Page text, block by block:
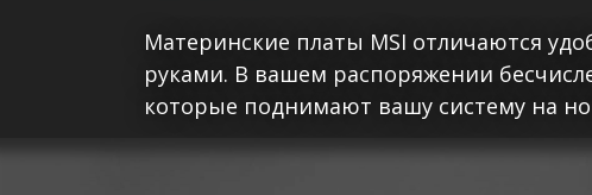
Материнские платы MSI отличаются
руками. В вашем распоряжении
которые поднимают вашу систему на